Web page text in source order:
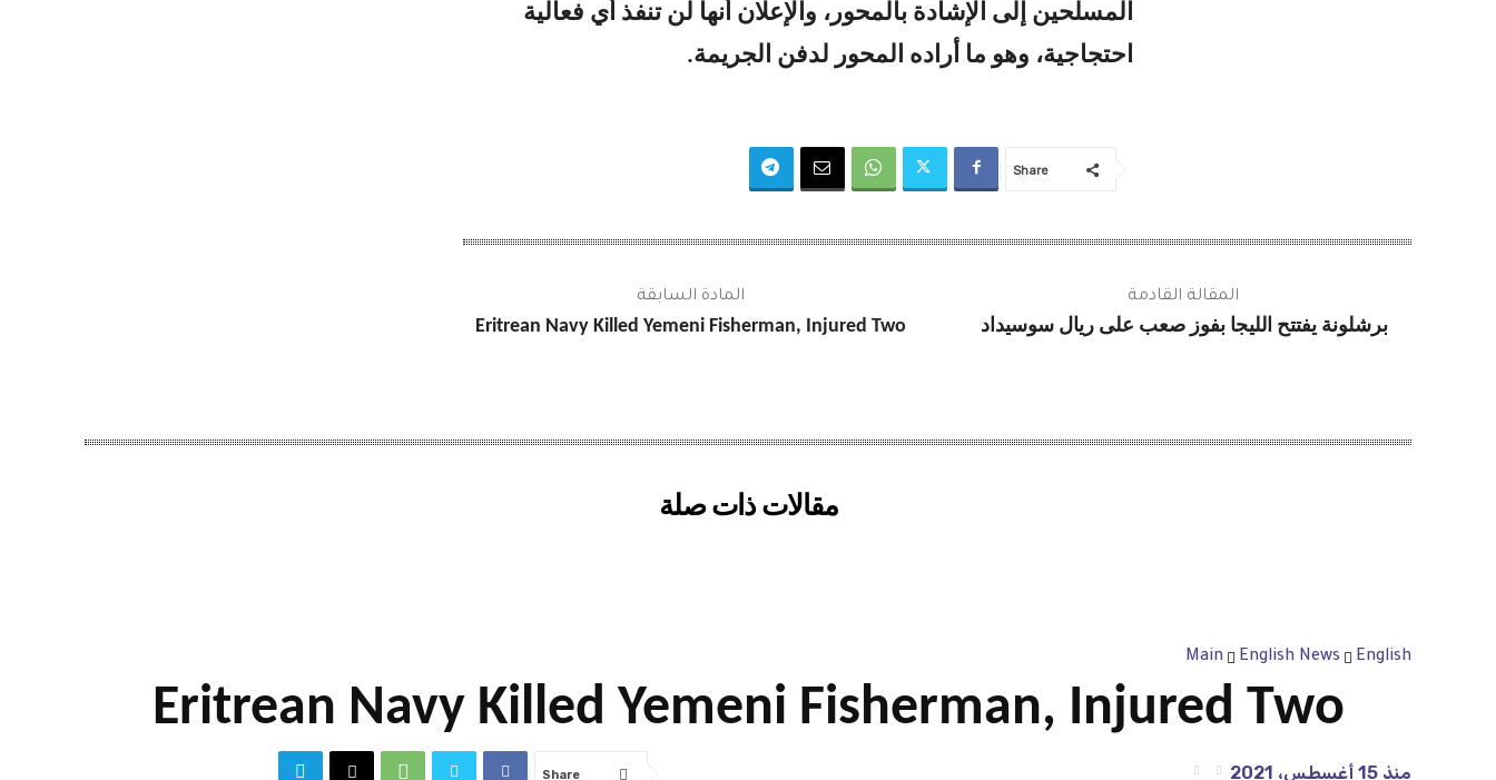
المسلحين إلى الإشادة بالمحور، والإعلان أنها لن تنفذ أي فعالية
احتجاجية، وهو ما أراده المحور لدفن الجريمة.
Share
المادة السابقة
Eritrean Navy Killed Yemeni Fisherman, Injured Two
المقالة القادمة
برشلونة يفتتح الليجا بفوز صعب على ريال سوسيداد
مقالات ذات صلة